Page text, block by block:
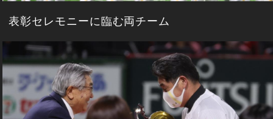
表彰セレモニーに臨む両チーム